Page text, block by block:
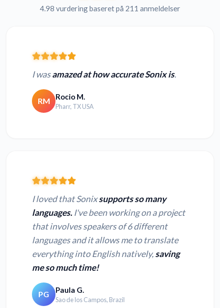
4.98 vurdering baseret på 211 anmeldelser
I wasamazed at how accurate Sonix is.
RM Rocio M.
Pharr, TX USA
I loved that Sonixsupports so many
languages. I've been working on a project
that involves speakers of 6 different
languages and it allows me to translate
everything into English natively, saving
me so much time!
PG Paula G.
Sao de los Campos, Brazil